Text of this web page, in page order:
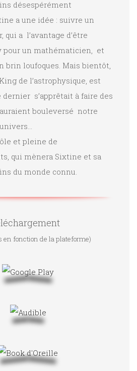
désespérément
a une idée : suivre un
qui a l’avantage d’être
pour un mathématicien, et
brin loufoques. Mais bientôt,
de l’astrophysique, est
dernier s’apprêtait à faire des
bouleversé notre
et pleine de
qui mènera Sixtine et sa
du monde connu.
en fonction de la plateforme)